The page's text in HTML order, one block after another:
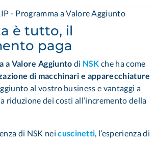
- Programma a Valore Aggiunto
è tutto, il
paga
a Valore Aggiunto di NSK che ha come
di macchinari e apparecchiature
al vostro business e vantaggi a
riduzione dei costi all’incremento della
di NSK neicuscinetti, l’esperienza di